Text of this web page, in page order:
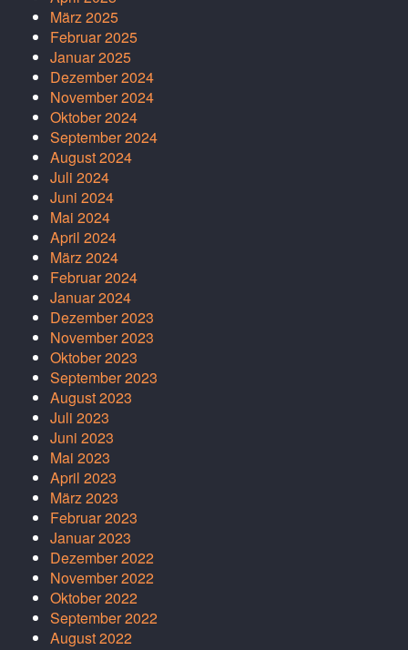
März 2025
Februar 2025
Januar 2025
Dezember 2024
November 2024
Oktober 2024
September 2024
August 2024
Juli 2024
Juni 2024
Mai 2024
April 2024
März 2024
Februar 2024
Januar 2024
Dezember 2023
November 2023
Oktober 2023
September 2023
August 2023
Juli 2023
Juni 2023
Mai 2023
April 2023
März 2023
Februar 2023
Januar 2023
Dezember 2022
November 2022
Oktober 2022
September 2022
August 2022